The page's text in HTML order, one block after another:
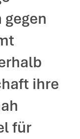
ihre
für